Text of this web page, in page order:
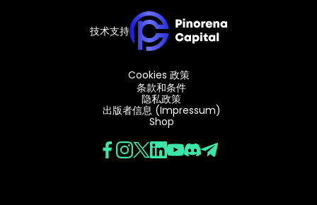
技术支持
Cookies 政策
条款和条件
隐私政策
出版者信息 (Impressum)
Shop